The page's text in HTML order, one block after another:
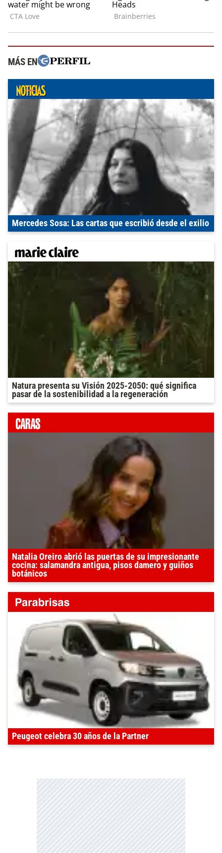
MÁS EN
Mercedes Sosa: Las cartas que escribió desde el exilio
Natura presenta su Visión 2025-2050: qué significa
pasar de la sostenibilidad a la regeneración
Natalia Oreiro abrió las puertas de su impresionante
cocina: salamandra antigua, pisos damero y guiños
botánicos
Peugeot celebra 30 años de la Partner